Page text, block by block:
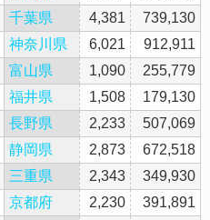
千葉県 4,381
739,130
神奈川県 6,021
912,911
富山県 1,090
255,779
福井県 1,508
179,130
長野県 2,233
507,069
静岡県 2,873
672,518
三重県 2,343
349,930
京都府 2,230 391,891